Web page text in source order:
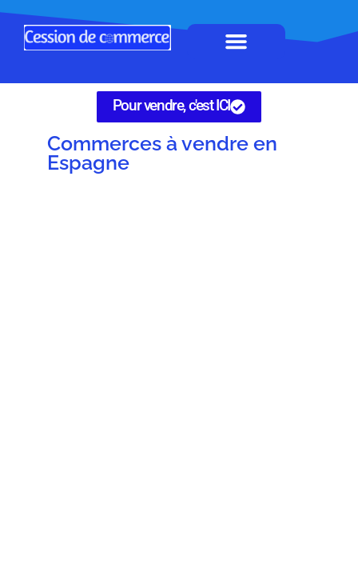
Pour vendre, c'est ICI
Commerces à vendre en
Espagne